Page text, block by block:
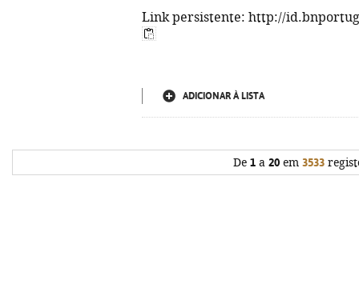
Link persistente: http://
ADICIONAR À LISTA
De 1a 20em 3533